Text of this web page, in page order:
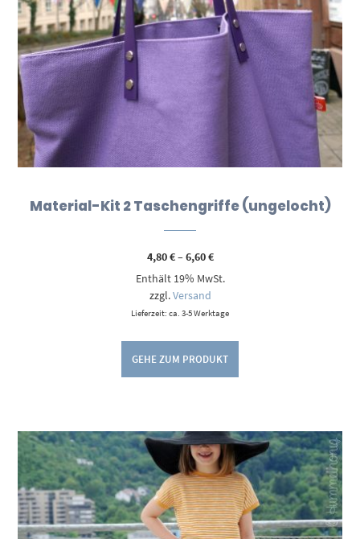
Material-Kit 2 Taschengriffe (ungelocht)
4,80€–6,60€Preisspanne:
bis
Enthält 19% MwSt.
zzgl.Versand
Lieferzeit: ca. 3-5 Werktage
GEHE ZUM PRODUKT